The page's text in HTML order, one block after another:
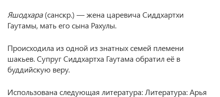
Яшодхара(санскр.) — жена царевича Сиддхартхи
Гаутамы, мать его сына Рахулы.
Происходила из одной из знатных семей племени
шакьев. Супруг Сиддхартха Гаутама обратил её в
буддийскую веру.
Использована следующая литература: Литература: Арья